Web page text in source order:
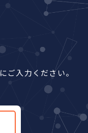
ご入力ください。